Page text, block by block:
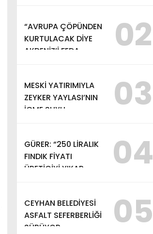
“AVRUPA ÇÖPÜNDEN
KURTULACAK DİYE
AKDENİZ’İ FEDA
02
MESKİ YATIRIMIYLA
ZEYKER YAYLASI’NIN
İÇME SUYU
03
GÜRER: “250 LİRALIK
FINDIK FİYATI
ÜRETİCİYİ YIKAR,
04
CEYHAN BELEDİYESİ
ASFALT SEFERBERLİĞİ
SÜRÜYOR
05